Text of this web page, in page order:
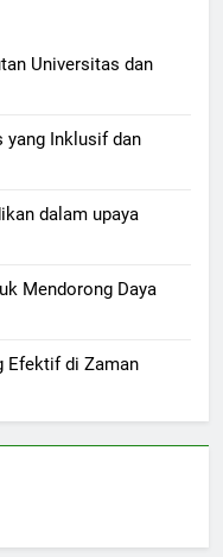
Universitas dan
yang Inklusif dan
dalam upaya
Mendorong Daya
Efektif di Zaman